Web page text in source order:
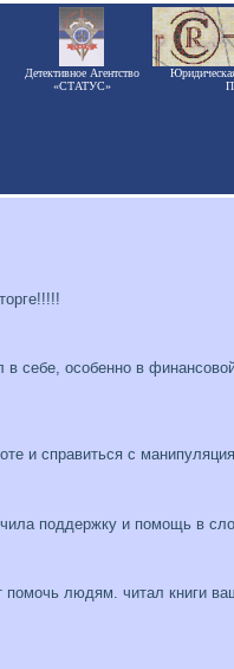
Детективное Агентство
«СТАТУС»
себе, особенно в
и справиться с
поддержку и помощь в
людям. читал книги